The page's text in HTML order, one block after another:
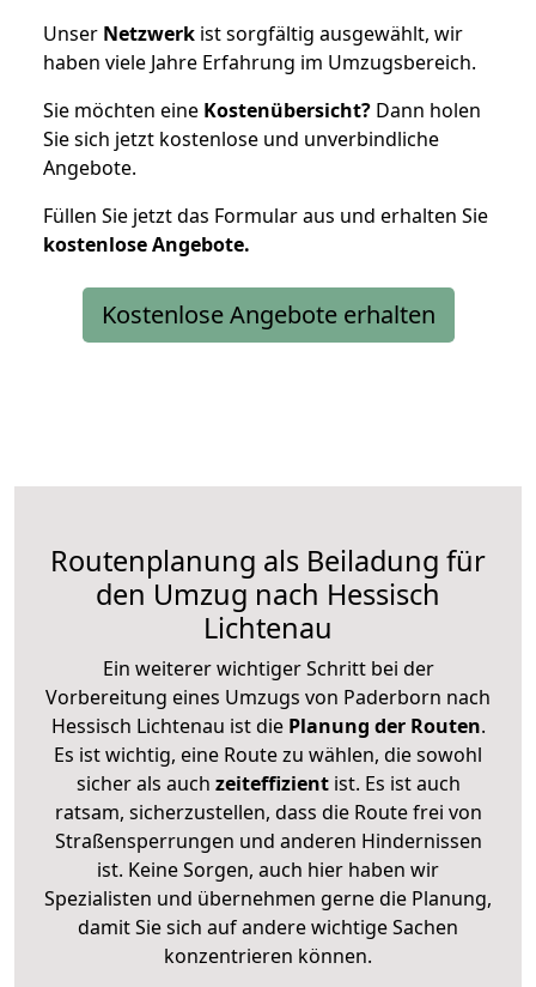
Unser Netzwerk ist sorgfältig ausgewählt, wir
haben viele Jahre Erfahrung im Umzugsbereich.
Sie möchten eine Kostenübersicht? Dann holen
Sie sich jetzt kostenlose und unverbindliche
Angebote.
Füllen Sie jetzt das Formular aus und erhalten Sie
kostenloseAngebote.
Kostenlose Angebote erhalten
Routenplanung als Beiladung für
den Umzug nach Hessisch
Lichtenau
Ein weiterer wichtiger Schritt bei der
Vorbereitung eines Umzugs von Paderborn nach
Hessisch Lichtenau ist diePlanung der Routen.
Es ist wichtig, eine Route zu wählen, die sowohl
sicher als auch zeiteffizientist. Es ist auch
ratsam, sicherzustellen, dass die Route frei von
Straßensperrungen und anderen Hindernissen
ist. Keine Sorgen, auch hier haben wir
Spezialisten und übernehmen gerne die Planung,
damit Sie sich auf andere wichtige Sachen
konzentrieren können.